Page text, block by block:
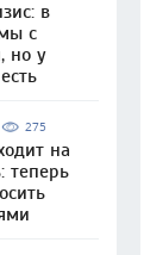
в
с
но у
275
на
теперь